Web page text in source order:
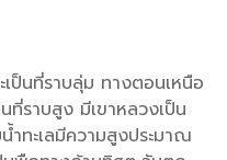
ป็นที่ราบลุ่ม ทางตอนเหนือ
ราบสูง มีเขาหลวงเป็น
ทะเลมีความสูงประมาณ